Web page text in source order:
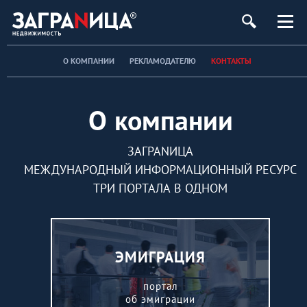
О КОМПАНИИ РЕКЛАМОДАТЕЛЮ КОНТАКТЫ
О компании
ЗАГРАNИЦА
МЕЖДУНАРОДНЫЙ ИНФОРМАЦИОННЫЙ РЕСУРС
ТРИ ПОРТАЛА В ОДНОМ
ЭМИГРАЦИЯ
портал
об эмиграции